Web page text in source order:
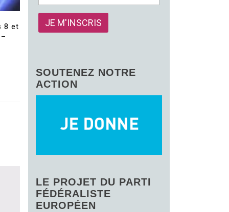
8 et
SOUTENEZ NOTRE
ACTION
LE PROJET DU PARTI
FÉDÉRALISTE
EUROPÉEN